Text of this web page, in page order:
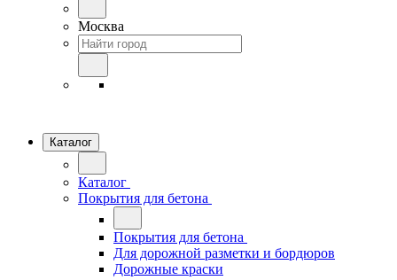
Москва
Каталог
Каталог
Покрытия для бетона
Покрытия для бетона
Для дорожной разметки и бордюров
Дорожные краски